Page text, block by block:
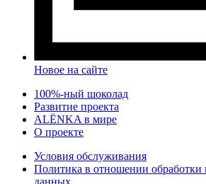
Новое на сайте
100%-ный шоколад
Развитие проекта
ALЁNKA в мире
О проекте
Условия обслуживания
Политика в отношении обработки
данных